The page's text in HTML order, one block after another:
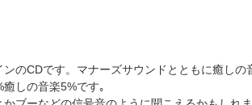
のCDです。マナーズサウンドとともに癒しの
しの音楽5%です｡